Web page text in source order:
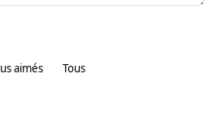
aimés Tous